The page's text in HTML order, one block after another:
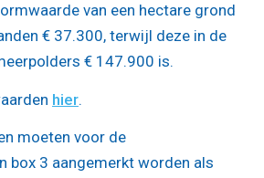
van een hectare grond
€ 37.300, terwijl deze in de
€ 147.900 is.
hier.
moeten voor de
box 3 aangemerkt worden als